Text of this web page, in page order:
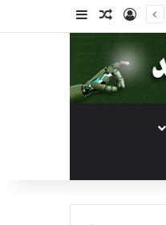
ورودنوشته تصادفی
سایدبار